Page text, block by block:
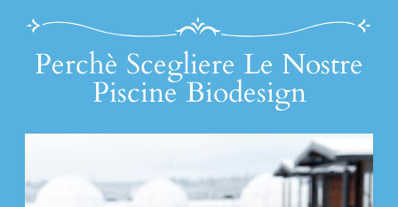
Perchè Scegliere Le Nostre
Piscine Biodesign